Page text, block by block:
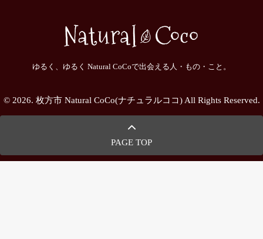
ゆるく、ゆるく Natural CoCoで出会える人・もの・こと。
© 2026. 枚方市 Natural CoCo(ナチュラルココ) All Rights Reserved.
PAGE TOP